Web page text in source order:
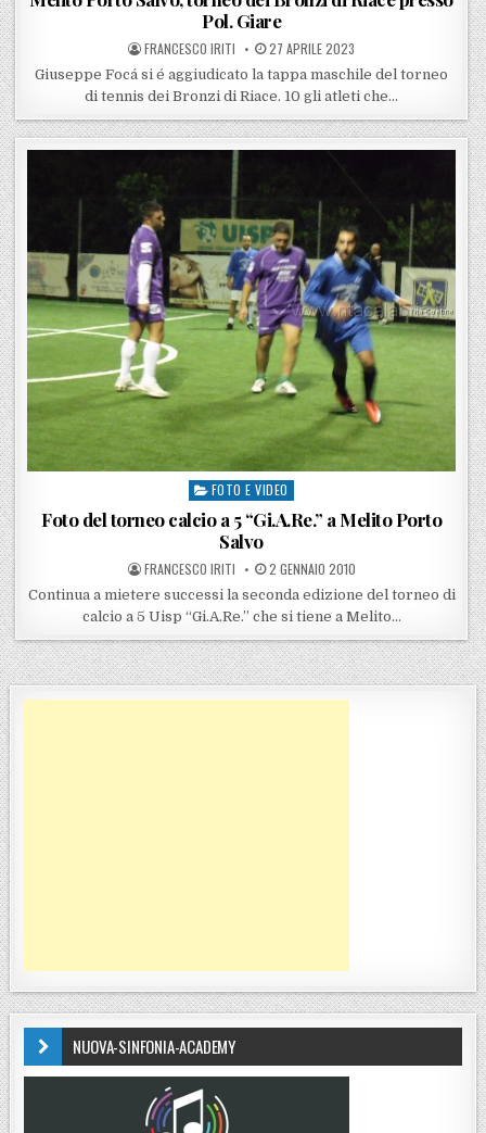
Pol. Giare
POSTED BY
FRANCESCO IRITI POSTED ON
27 APRILE 2023
Giuseppe Focá si é aggiudicato la tappa maschile del torneo
di tennis dei Bronzi di Riace. 10 gli atleti che…
Posted in
FOTO E VIDEO
Foto del torneo calcio a 5 “Gi.A.Re.” a Melito Porto
Salvo
POSTED BY
FRANCESCO IRITI POSTED ON
2 GENNAIO 2010
Continua a mietere successi la seconda edizione del torneo di
calcio a 5 Uisp “Gi.A.Re.” che si tiene a Melito…
NUOVA-SINFONIA-ACADEMY